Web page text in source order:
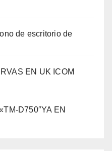
de escritorio de
EN UK ICOM
D750″YA EN